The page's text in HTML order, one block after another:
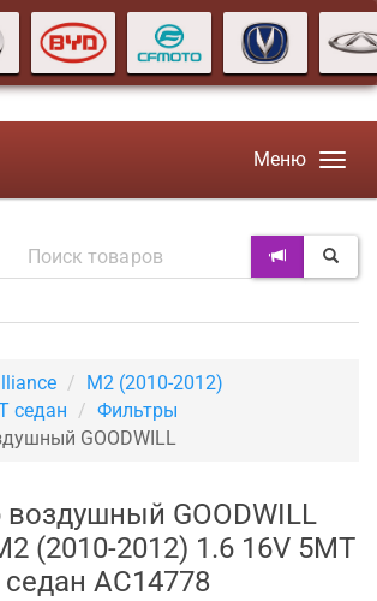
Меню
M2 (2010-2012)
седан
Фильтры
GOODWILL
GOODWILL
(2010-2012) 1.6 16V 5MT
седан AC14778